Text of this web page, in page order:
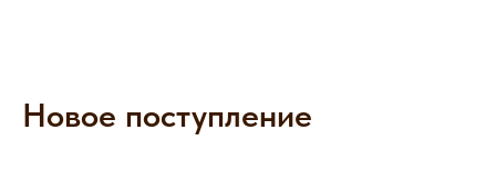
Новое поступление